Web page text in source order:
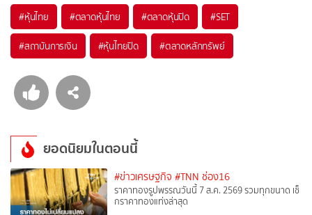
#หุ้นไทย #ตลาดหุ้นไทย #ตลาดหุ้นปิด #SET
#สถาบันการเงิน #หุ้นไทยปิด #ตลาดหลักทรัพย์
ยอดนิยมในตอนนี้
#ข่าวเศรษฐกิจ #TNN ช่อง16
ราคาทองรูปพรรณวันนี้ 7 ส.ค. 2569 รวมทุกขนาด เช็
กราคาทองแท่งล่าสุด